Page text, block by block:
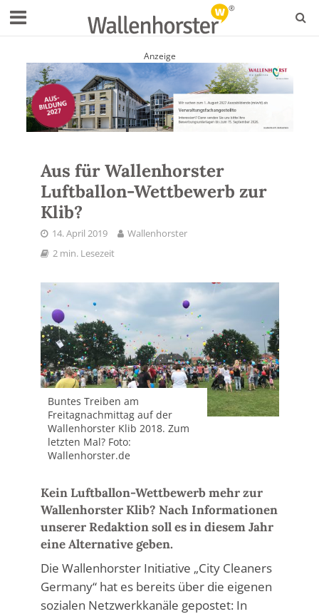
Anzeige
Aus für Wallenhorster
Luftballon-Wettbewerb zur
Klib?
14. April 2019
Wallenhorster
2 min. Lesezeit
Buntes Treiben am
Freitagnachmittag auf der
Wallenhorster Klib 2018. Zum
letzten Mal? Foto:
Wallenhorster.de
Kein Luftballon-Wettbewerb mehr zur
Wallenhorster Klib? Nach Informationen
unserer Redaktion soll es in diesem Jahr
eine Alternative geben.
Die Wallenhorster Initiative „City Cleaners
Germany“ hat es bereits über die eigenen
sozialen Netzwerkkanäle gepostet: In